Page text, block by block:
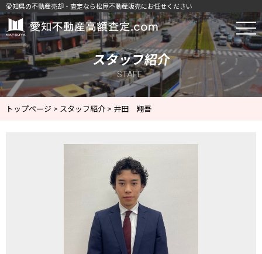
愛知県の不動産売却・査定なら松屋不動産販売にお任せください
井田 翔吾｜スタッフ紹介｜東三河・
スタッフ紹介
STAFF
トップページ > スタッフ紹介 > 井田 翔吾